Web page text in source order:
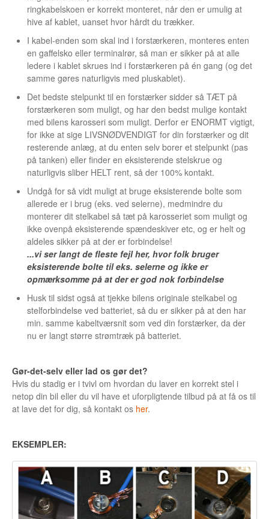
ringkabelskoen er korrekt monteret, når den er umulig at
hive af kablet, uanset hvor hårdt du trækker.
I kabel-enden som skal ind i forstærkeren, monteres enten
en gaffelsko eller terminalrør, så man er sikker på at alle
ledere i kablet skrues ind i forstærkeren på én gang (og det
samme gøres naturligvis med pluskablet).
Det bedste stelpunkt til en forstærker sidder så TÆT på
forstærkeren som muligt, og har den bedst mulige kontakt
med bilens karosseri som muligt. Derfor er ENORMT vigtigt,
for ikke at sige LIVSNØDVENDIGT for din forstærker og dit
resterende anlæg, at du enten selv borer et stelpunkt (pas
på tanken) eller finder en eksisterende stelskrue og
naturligvis sliber HELT rent, så der 100% kontakt.
Undgå for så vidt muligt at bruge eksisterende bolte som
allerede er i brug (eks. ved selerne), medmindre du
monterer dit stelkabel så tæt på karosseriet som muligt og
ikke ovenpå eksisterende spændeskiver etc, og er helt og
aldeles sikker på at der er forbindelse!
...vi ser langt de fleste fejl her, hvor folk bruger
eksisterende bolte til eks. selerne og ikke er
opmærksomme på at der er god nok forbindelse
Husk til sidst også at tjekke bilens originale stelkabel og
stelforbindelse ved batteriet, så du er sikker på at den har
min. samme kabeltværsnit som ved din forstærker, da der
nu er langt større strømtræk på batteriet.
Gør-det-selv eller lad os gør det?
Hvis du stadig er i tvivl om hvordan du laver en korrekt stel i
netop din bil eller du vil have et uforpligtende tilbud på at få os til
at lave det for dig, så kontakt os her.
EKSEMPLER: